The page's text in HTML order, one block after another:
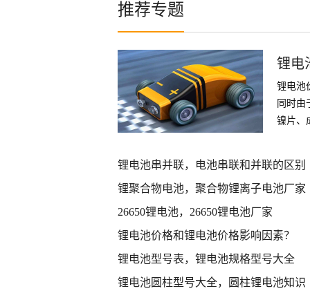
推荐专题
锂电
锂电池
同时由
镍片、
锂电池串并联，电池串联和并联的区别
锂聚合物电池，聚合物锂离子电池厂家
26650锂电池，26650锂电池厂家
锂电池价格和锂电池价格影响因素？
锂电池型号表，锂电池规格型号大全
锂电池圆柱型号大全，圆柱锂电池知识